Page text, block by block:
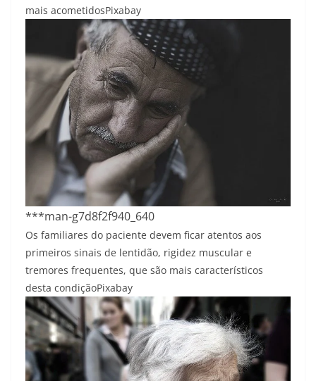
mais acometidosPixabay
***man-g7d8f2f940_640
Os familiares do paciente devem ficar atentos aos
primeiros sinais de lentidão, rigidez muscular e
tremores frequentes, que são mais característicos
desta condiçãoPixabay